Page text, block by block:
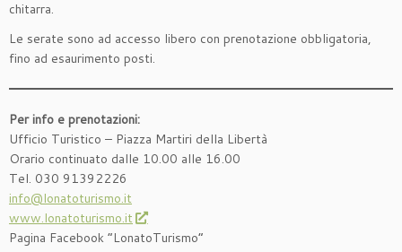
chitarra.
Le serate sono ad accesso libero con prenotazione obbligatoria,
fino ad esaurimento posti.
Per info e prenotazioni:
Ufficio Turistico – Piazza Martiri della Libertà
Orario continuato dalle 10.00 alle 16.00
Tel. 030 91392226
info@lonatoturismo.it
www.lonatoturismo.it
Pagina Facebook “LonatoTurismo”